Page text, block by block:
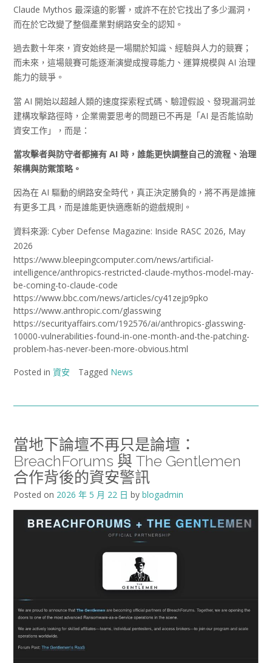
Claude Mythos 最深遠的影響，或許不在於它找出了多少漏洞，
而在於它改變了整個產業對網路安全的認知。
過去數十年來，資安始終是一場關於知識、經驗與人力的競賽；
而未來，這場競賽可能逐漸演變成搜尋能力、運算規模與 AI 治理
能力的競爭。
當 AI 開始以超越人類的速度探索程式碼、驗證假設、發現漏洞並
建構攻擊路徑時，企業需要思考的問題已不再是「AI 是否能協助
資安工作」，而是：
當攻擊者與防守者都擁有 AI 時，誰能更快調整自己的流程、治理
架構與防禦策略。
因為在 AI 驅動的網路安全時代，真正決定勝負的，將不再是誰擁
有更多工具，而是誰能更快適應新的遊戲規則。
資料來源: Cyber Defense Magazine: Inside RASC 2026, May
2026
https://www.bleepingcomputer.com/news/artificial-
intelligence/anthropics-restricted-claude-mythos-model-may-
be-coming-to-claude-code
https://www.bbc.com/news/articles/cy41zejp9pko
https://www.anthropic.com/glasswing
https://securityaffairs.com/192576/ai/anthropics-glasswing-
10000-vulnerabilities-found-in-one-month-and-the-patching-
problem-has-never-been-more-obvious.html
Posted in 資安 Tagged News
當地下論壇不再只是論壇：
BreachForums 與 The Gentlemen
合作背後的資安警訊
Posted on 2026 年 5 月 22 日 by blogadmin